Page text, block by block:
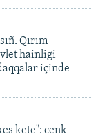
Qırım
hainligi
içinde
kete": cenk